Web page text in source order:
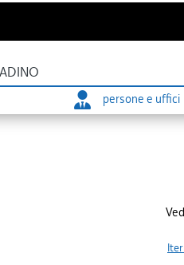
persone e uffici